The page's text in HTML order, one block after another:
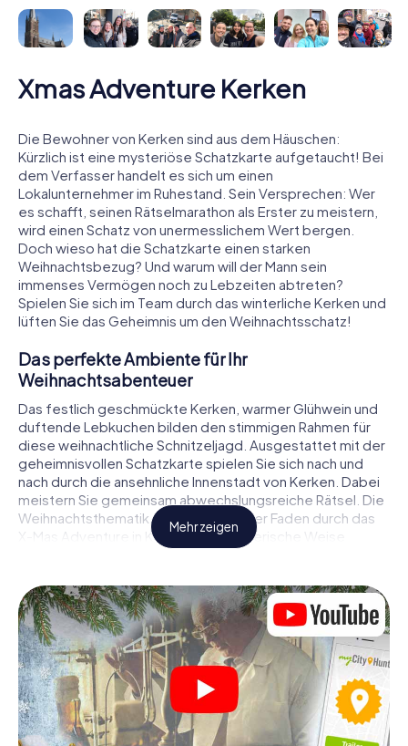
Xmas Adventure Kerken
Die Bewohner von Kerken sind aus dem Häuschen:
Kürzlich ist eine mysteriöse Schatzkarte aufgetaucht! Bei
dem Verfasser handelt es sich um einen
Lokalunternehmer im Ruhestand. Sein Versprechen: Wer
es schafft, seinen Rätselmarathon als Erster zu meistern,
wird einen Schatz von unermesslichem Wert bergen.
Doch wieso hat die Schatzkarte einen starken
Weihnachtsbezug? Und warum will der Mann sein
immenses Vermögen noch zu Lebzeiten abtreten?
Spielen Sie sich im Team durch das winterliche Kerken und
lüften Sie das Geheimnis um den Weihnachtsschatz!
Das perfekte Ambiente für Ihr
Weihnachtsabenteuer
Das festlich geschmückte Kerken, warmer Glühwein und
duftende Lebkuchen bilden den stimmigen Rahmen für
diese weihnachtliche Schnitzeljagd. Ausgestattet mit der
geheimnisvollen Schatzkarte spielen Sie sich nach und
nach durch die ansehnliche Innenstadt von Kerken. Dabei
meistern Sie gemeinsam abwechslungsreiche Rätsel. Die
Weihnachtsthematik zieht sich als roter Faden durch das
X-Mas Adventure in Kerken. Auf spielerische Weise
erfahren Sie faszinierende Anekdoten rund um das
Hinweise richtig zu deuten und anderen Schatzsuchern
stets einen Schritt voraus zu sein?
Der Weihnachtsmarkt von Kerken als
Zwischenstopp
Stellen Sie ein kompetentes Team aus Freunden oder
Familienmitgliedern zusammen und begeben Sie sich
gemeinsam auf eine weihnachtliche Rätseltour durch
Mehr zeigen